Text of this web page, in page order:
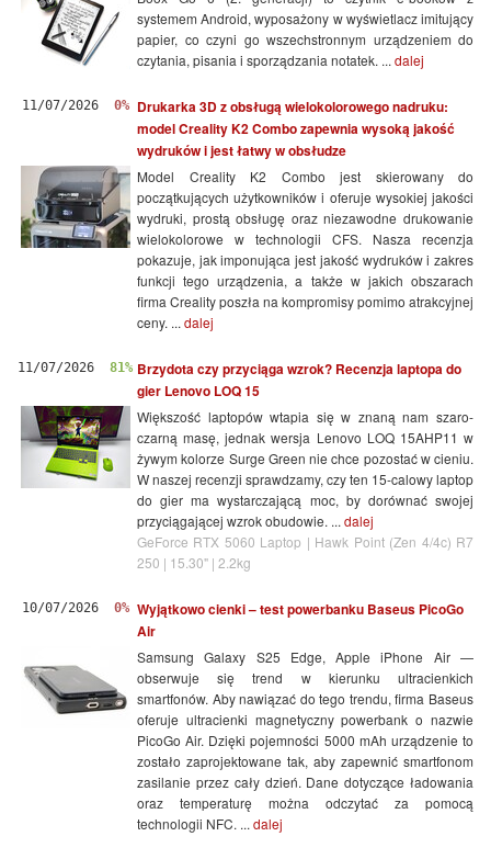
systemem Android, wyposażony w wyświetlacz imitujący
papier, co czyni go wszechstronnym urządzeniem do
czytania, pisania i sporządzania notatek. ... dalej
11/07/2026 0%
Drukarka 3D z obsługą wielokolorowego nadruku:
model Creality K2 Combo zapewnia wysoką jakość
wydruków i jest łatwy w obsłudze
Model Creality K2 Combo jest skierowany do
początkujących użytkowników i oferuje wysokiej jakości
wydruki, prostą obsługę oraz niezawodne drukowanie
wielokolorowe w technologii CFS. Nasza recenzja
pokazuje, jak imponująca jest jakość wydruków i zakres
funkcji tego urządzenia, a także w jakich obszarach
firma Creality poszła na kompromisy pomimo atrakcyjnej
ceny. ... dalej
11/07/2026 81% Brzydota czy przyciąga wzrok? Recenzja laptopa do
gier Lenovo LOQ 15
Większość laptopów wtapia się w znaną nam szaro-
czarną masę, jednak wersja Lenovo LOQ 15AHP11 w
żywym kolorze Surge Green nie chce pozostać w cieniu.
W naszej recenzji sprawdzamy, czy ten 15-calowy laptop
do gier ma wystarczającą moc, by dorównać swojej
przyciągającej wzrok obudowie. ... dalej
GeForce RTX 5060 Laptop | Hawk Point (Zen 4/4c) R7
250 | 15.30" | 2.2kg
10/07/2026 0% Wyjątkowo cienki – test powerbanku Baseus PicoGo
Air
Samsung Galaxy S25 Edge, Apple iPhone Air —
obserwuje się trend w kierunku ultracienkich
smartfonów. Aby nawiązać do tego trendu, firma Baseus
oferuje ultracienki magnetyczny powerbank o nazwie
PicoGo Air. Dzięki pojemności 5000 mAh urządzenie to
zostało zaprojektowane tak, aby zapewnić smartfonom
zasilanie przez cały dzień. Dane dotyczące ładowania
oraz temperaturę można odczytać za pomocą
technologii NFC. ... dalej